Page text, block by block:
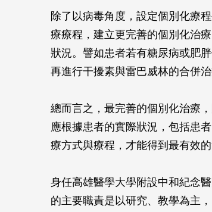
除了以病毒角度，設定個別化療
療療程，建立更完善的個別化治
狀況。譬如患者若有糖尿病或肥
再進行干擾素與雷巴威林的合併
總而言之，最完善的個別化治療
應根據患者的實際狀況，包括患
療方式與療程，才能得到最有效的
身任高雄醫學大學附設中和紀念
的主要職責是以研究、教學為主